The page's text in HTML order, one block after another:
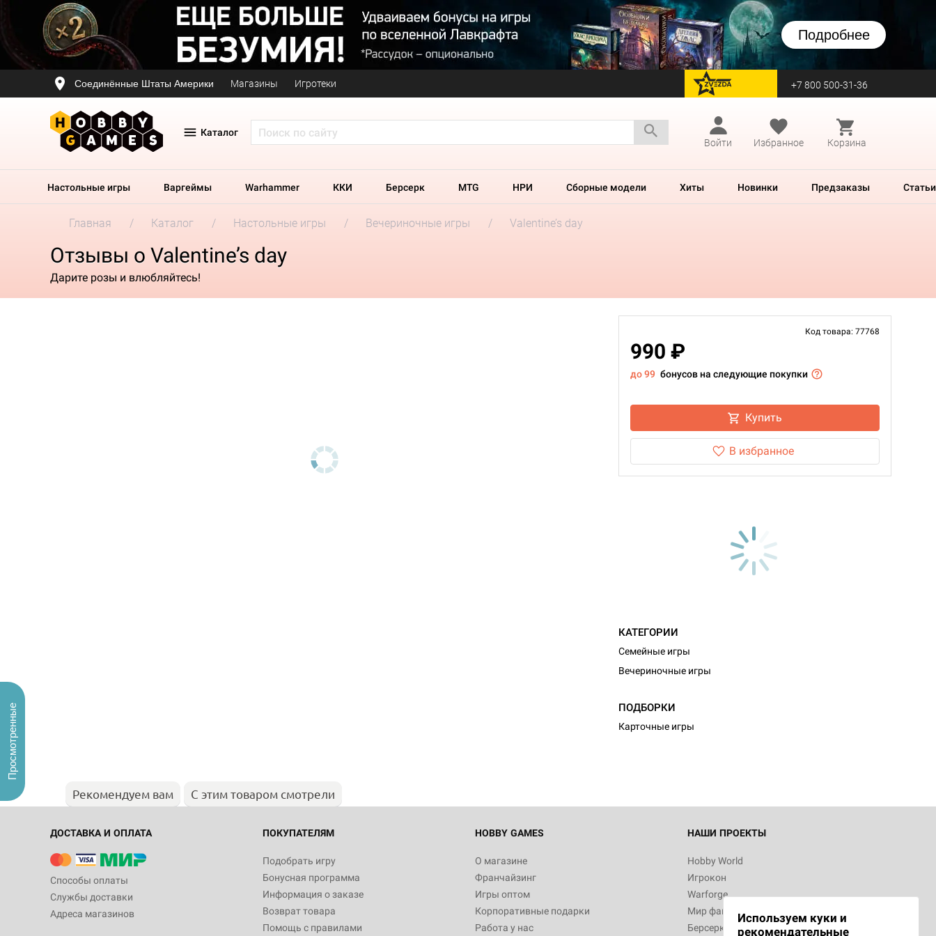
Подробнее
Соединённые Штаты Америки Магазины Игротеки перейти на Zvezda +7 800 500-31-36
Каталог
Войти
Избранное Корзина
Настольные игры Варгеймы Warhammer ККИ Берсерк MTG НРИ Сборные модели Хиты Новинки Предзаказы Статьи
Главная Каталог Настольные игры Вечериночные игры Valentine’s day
Отзывы о Valentine’s day
Дарите розы и влюбляйтесь!
Код товара: 77768
990 ₽
до 99 бонусов на следующие покупки
Купить
В избранное
КАТЕГОРИИ
Семейные игры
Вечериночные игры
ПОДБОРКИ
Карточные игры
Рекомендуем вам С этим товаром смотрели
ДОСТАВКА И ОПЛАТА
Способы оплаты
Службы доставки
Адреса магазинов
ПОКУПАТЕЛЯМ
Подобрать игру
Бонусная программа
Информация о заказе
Возврат товара
Помощь с правилами
HOBBY GAMES
О магазине
Франчайзинг
Игры оптом
Корпоративные подарки
Работа у нас
НАШИ ПРОЕКТЫ
Hobby World
Игрокон
Warforge
Мир фантастики
Берсерк
Используем куки и
рекомендательные
Просмотренные
Настольная игра Hobby World Журнал
"Мир фантастики. Спецвыпуск: Братья
империи: Боевая тревога
799
Настольная игра Hobby World Сумерки
империи. Четвёртая редакция: Грозовой
Рубеж
12 990